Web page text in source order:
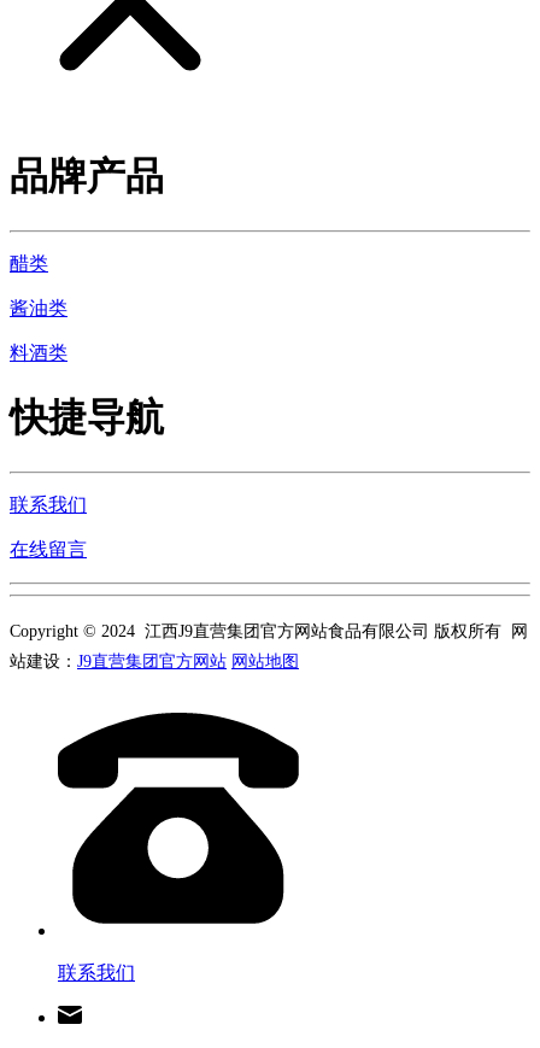
品牌产品
醋类
酱油类
料酒类
快捷导航
联系我们
在线留言
Copyright © 2024 江西J9直营集团官方网站食品有限公司 版权所有 网
站建设： J9直营集团官方网站 网站地图
联系我们